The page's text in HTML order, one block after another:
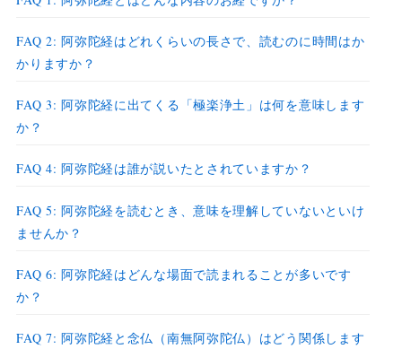
FAQ 2: 阿弥陀経はどれくらいの長さで、読むのに時間はか
かりますか？
FAQ 3: 阿弥陀経に出てくる「極楽浄土」は何を意味します
か？
FAQ 4: 阿弥陀経は誰が説いたとされていますか？
FAQ 5: 阿弥陀経を読むとき、意味を理解していないといけ
ませんか？
FAQ 6: 阿弥陀経はどんな場面で読まれることが多いです
か？
FAQ 7: 阿弥陀経と念仏（南無阿弥陀仏）はどう関係します